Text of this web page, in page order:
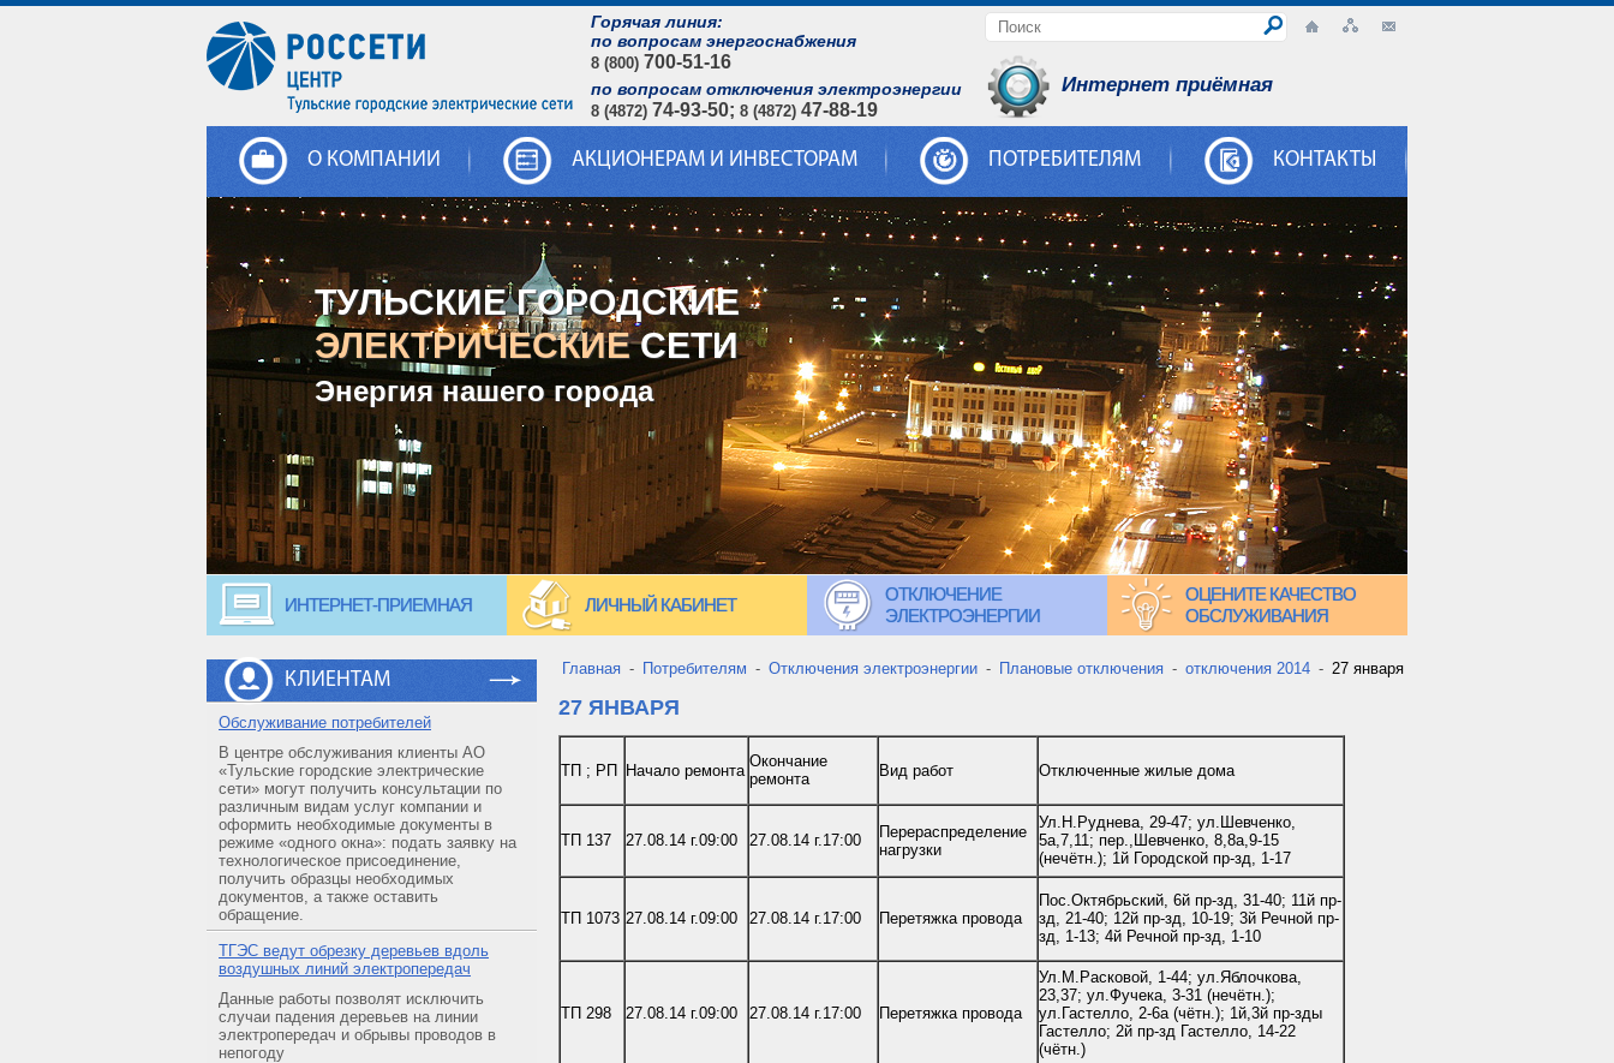
Горячая линия:
по вопросам энергоснабжения
8 (800) 700-51-16
по вопросам отключения электроэнергии
8 (4872) 74-93-50; 8 (4872) 47-88-19
Интернет приёмная
О КОМПАНИИ АКЦИОНЕРАМ И ИНВЕСТОРАМ ПОТРЕБИТЕЛЯМ КОНТАКТЫ
ТУЛЬСКИЕ ГОРОДСКИЕ
ЭЛЕКТРИЧЕСКИЕСЕТИ
Энергия нашего города
ИНТЕРНЕТ-ПРИЕМНАЯ ЛИЧНЫЙ КАБИНЕТ
ОТКЛЮЧЕНИЕ
ЭЛЕКТРОЭНЕРГИИ
ОЦЕНИТЕ КАЧЕСТВО
ОБСЛУЖИВАНИЯ
КЛИЕНТАМ
Обслуживание потребителей
В центре обслуживания клиенты АО
«Тульские городские электрические
сети» могут получить консультации по
различным видам услуг компании и
оформить необходимые документы в
режиме «одного окна»: подать заявку на
технологическое присоединение,
получить образцы необходимых
документов, а также оставить
обращение.
ТГЭС ведут обрезку деревьев вдоль
воздушных линий электропередач
Данные работы позволят исключить
случаи падения деревьев на линии
электропередач и обрывы проводов в
непогоду
Главная - Потребителям - Отключения электроэнергии - Плановые отключения - отключения 2014 - 27 января
27 ЯНВАРЯ
ТП ; РП Начало ремонта
Окончание
ремонта
Вид работ Отключенные жилые дома
ТП 137 27.08.14 г.09:00 27.08.14 г.17:00
Перераспределение
нагрузки
Ул.Н.Руднева, 29-47; ул.Шевченко,
5а,7,11; пер.,Шевченко, 8,8а,9-15
(нечётн.); 1й Городской пр-зд, 1-17
ТП 1073 27.08.14 г.09:00 27.08.14 г.17:00 Перетяжка провода
Пос.Октябрьский, 6й пр-зд, 31-40; 11й пр-
зд, 21-40; 12й пр-зд, 10-19; 3й Речной пр-
зд, 1-13; 4й Речной пр-зд, 1-10
ТП 298 27.08.14 г.09:00 27.08.14 г.17:00 Перетяжка провода
Ул.М.Расковой, 1-44; ул.Яблочкова,
23,37; ул.Фучека, 3-31 (нечётн.);
ул.Гастелло, 2-6а (чётн.); 1й,3й пр-зды
Гастелло; 2й пр-зд Гастелло, 14-22
(чётн.)